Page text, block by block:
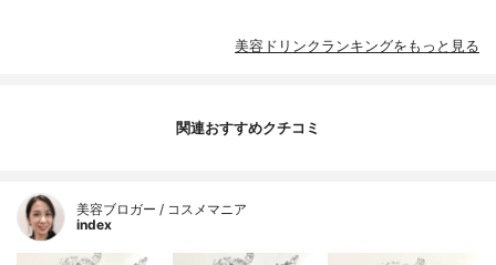
美容ドリンクランキングをもっと見る
関連おすすめクチコミ
美容ブロガー / コスメマニア
index